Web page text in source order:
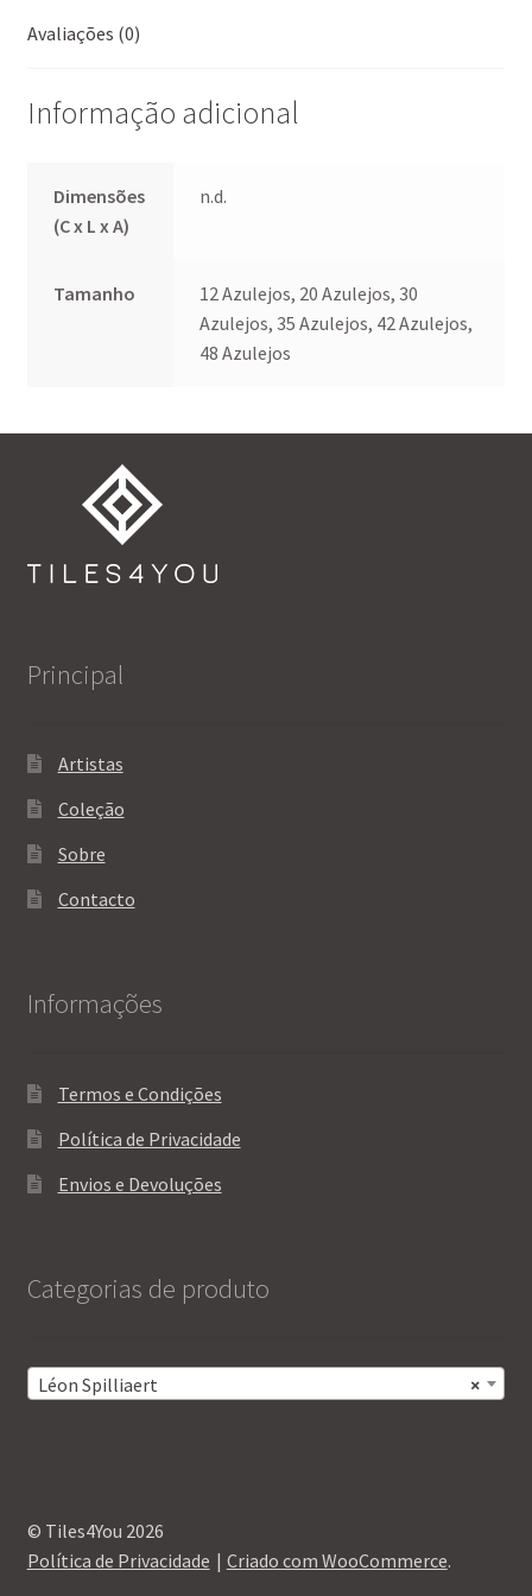
k
Avaliações (0)
Informação adicional
Dimensões
(C x L x A)
n.d.
Tamanho
12 Azulejos, 20 Azulejos, 30
Azulejos, 35 Azulejos, 42 Azulejos,
48 Azulejos
Principal
Artistas
Coleção
Sobre
Contacto
Informações
Termos e Condições
Política de Privacidade
Envios e Devoluções
Categorias de produto
×
Léon Spilliaert
© Tiles4You 2026
Política de Privacidade
Criado com WooCommerce.